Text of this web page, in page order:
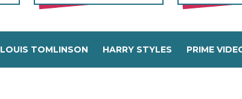
LOUIS TOMLINSON HARRY STYLES PRIME